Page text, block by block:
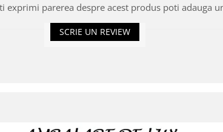
exprimi parerea despre acest produs poti adauga
SCRIE UN REVIEW